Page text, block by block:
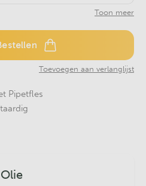
Toon meer
Toevoegen aan verlanglijst
Pipetfles